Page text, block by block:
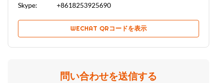
Skype:
+8618253925690
WECHAT QRコードを表示
問い合わせを送信する